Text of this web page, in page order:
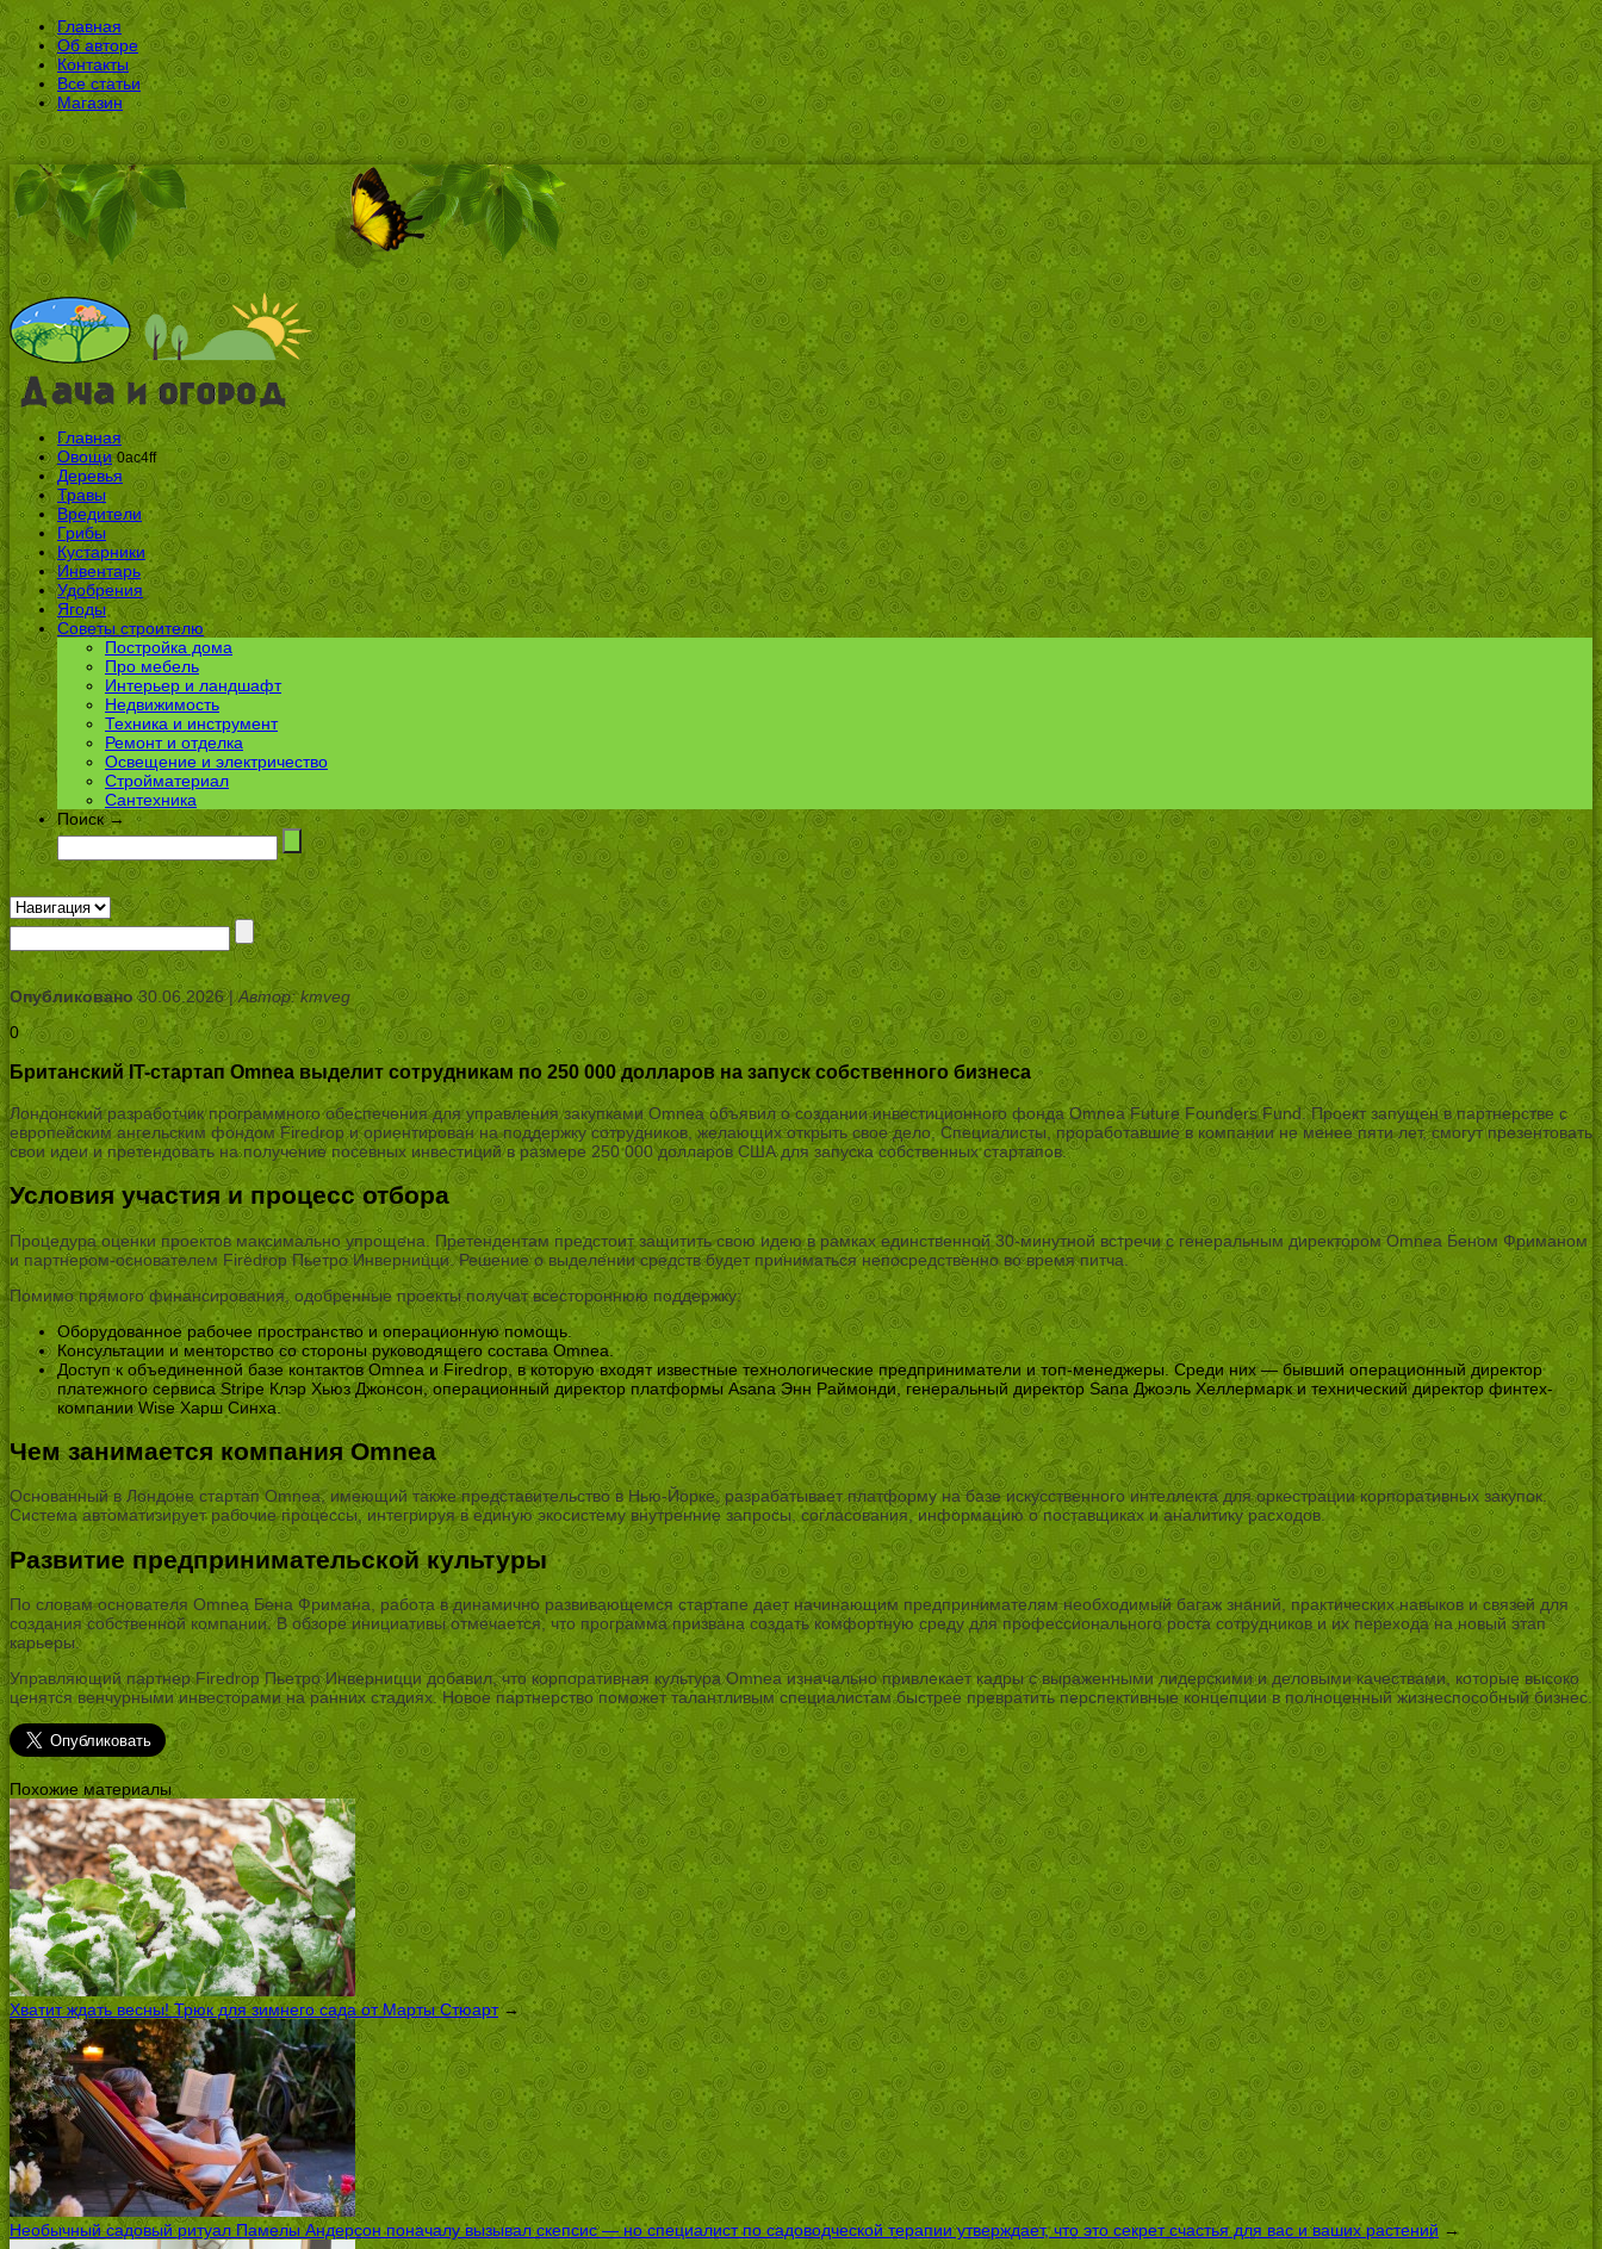
Главная
Об авторе
Контакты
Все статьи
Магазин
Главная
Овощи 0ac4ff
Деревья
Травы
Вредители
Грибы
Кустарники
Инвентарь
Удобрения
Ягоды
Советы строителю
Постройка дома
Про мебель
Интерьер и ландшафт
Недвижимость
Техника и инструмент
Ремонт и отделка
Освещение и электричество
Стройматериал
Сантехника
Поиск →
Опубликовано30.06.2026 |Автор: kmveg
0
Британский IT-стартап Omnea выделит сотрудникам по 250 000 долларов на запуск собственного бизнеса
Лондонский разработчик программного обеспечения для управления закупками Omnea объявил о создании инвестиционного фонда Omnea Future Founders Fund. Проект запущен в партнерстве с
европейским ангельским фондом Firedrop и ориентирован на поддержку сотрудников, желающих открыть свое дело. Специалисты, проработавшие в компании не менее пяти лет, смогут презентовать
свои идеи и претендовать на получение посевных инвестиций в размере 250 000 долларов США для запуска собственных стартапов.
Условия участия и процесс отбора
Процедура оценки проектов максимально упрощена. Претендентам предстоит защитить свою идею в рамках единственной 30-минутной встречи с генеральным директором Omnea Беном Фриманом
и партнером-основателем Firedrop Пьетро Инверницци. Решение о выделении средств будет приниматься непосредственно во время питча.
Помимо прямого финансирования, одобренные проекты получат всестороннюю поддержку:
Оборудованное рабочее пространство и операционную помощь.
Консультации и менторство со стороны руководящего состава Omnea.
Доступ к объединенной базе контактов Omnea и Firedrop, в которую входят известные технологические предприниматели и топ-менеджеры. Среди них — бывший операционный директор
платежного сервиса Stripe Клэр Хьюз Джонсон, операционный директор платформы Asana Энн Раймонди, генеральный директор Sana Джоэль Хеллермарк и технический директор финтех-
компании Wise Харш Синха.
Чем занимается компания Omnea
Основанный в Лондоне стартап Omnea, имеющий также представительство в Нью-Йорке, разрабатывает платформу на базе искусственного интеллекта для оркестрации корпоративных закупок.
Система автоматизирует рабочие процессы, интегрируя в единую экосистему внутренние запросы, согласования, информацию о поставщиках и аналитику расходов.
Развитие предпринимательской культуры
По словам основателя Omnea Бена Фримана, работа в динамично развивающемся стартапе дает начинающим предпринимателям необходимый багаж знаний, практических навыков и связей для
создания собственной компании. В обзоре инициативы отмечается, что программа призвана создать комфортную среду для профессионального роста сотрудников и их перехода на новый этап
карьеры.
Управляющий партнер Firedrop Пьетро Инверницци добавил, что корпоративная культура Omnea изначально привлекает кадры с выраженными лидерскими и деловыми качествами, которые высоко
ценятся венчурными инвесторами на ранних стадиях. Новое партнерство поможет талантливым специалистам быстрее превратить перспективные концепции в полноценный жизнеспособный бизнес.
Похожие материалы
Хватит ждать весны! Трюк для зимнего сада от Марты Стюарт→
Необычный садовый ритуал Памелы Андерсон поначалу вызывал скепсис — но специалист по садоводческой терапии утверждает, что это секрет счастья для вас и ваших растений →